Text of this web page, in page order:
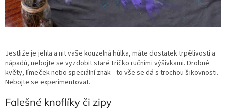
Jestliže je jehla a nit vaše kouzelná hůlka, máte dostatek trpělivosti a
nápadů, nebojte se vyzdobit staré tričko ručními výšivkami. Drobné
květy, límeček nebo speciální znak - to vše se dá s trochou šikovnosti.
Nebojte se experimentovat.
Falešné knoflíky či zipy